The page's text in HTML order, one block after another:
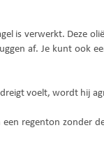
is verwerkt. Deze
af. Je kunt ook
voelt, wordt hij
regenton zonder